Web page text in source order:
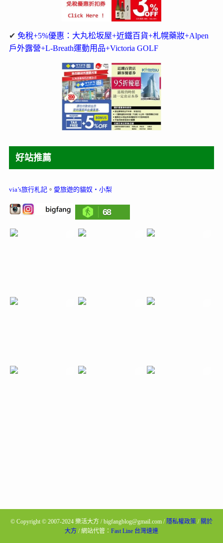
✔ 免稅+5%優惠：大丸松坂屋+近鐵百貨+札幌藥妝+Alpen
戶外露營+L-Breath運動用品+Victoria GOLF
好站推薦
via’s旅行札記。 愛旅遊的貓奴‧小梨
68
© Copyright © 2007-2024 樂活大方 / bigfangblog@gmail.com / 隱私權政策 / 關於
大方 / 網站代管： Fast Line 台灣速連